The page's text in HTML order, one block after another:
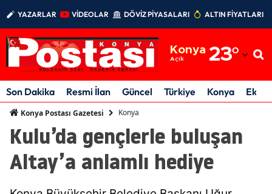
YAZARLAR VİDEOLAR DÖVİZ PİYASALARI ALTIN FİYATLARI
Konya
Açık 23°
Adıyaman
Afyonkarahisar
Amasya
Ankara
Son Dakika Resmi İlan Güncel Türkiye Konya
Konya Postası Gazetesi Konya
Kulu’da gençlerle buluşan
Altay’a anlamlı hediye